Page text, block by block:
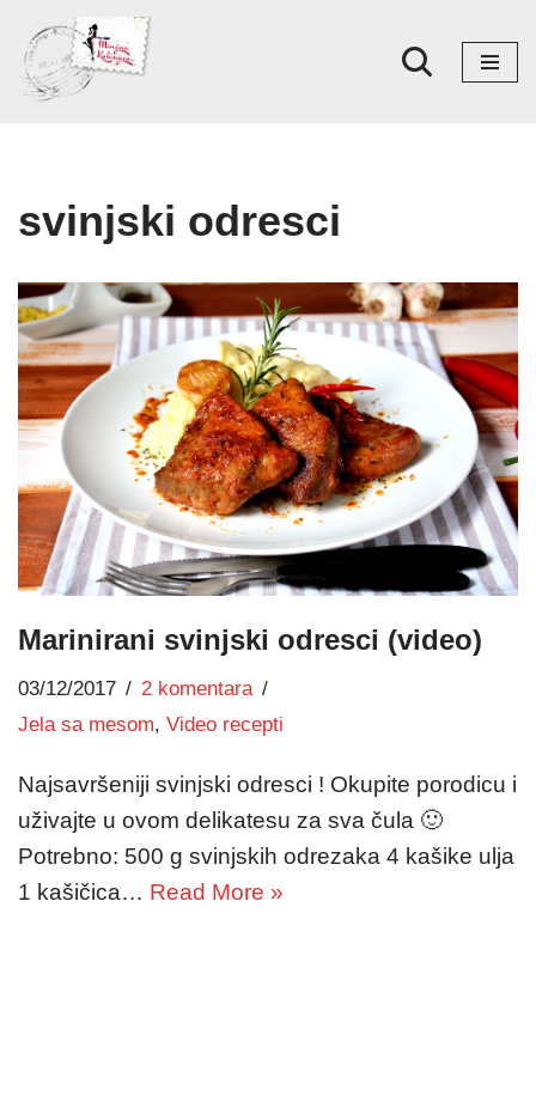
Skoči
na
svinjski odresci
Marinirani svinjski odresci (video)
03/12/2017
2 komentara
Jela sa mesom, Video recepti
Najsavršeniji svinjski odresci ! Okupite porodicu i
uživajte u ovom delikatesu za sva čula 🙂
Potrebno: 500 g svinjskih odrezaka 4 kašike ulja
1 kašičica… Read More »